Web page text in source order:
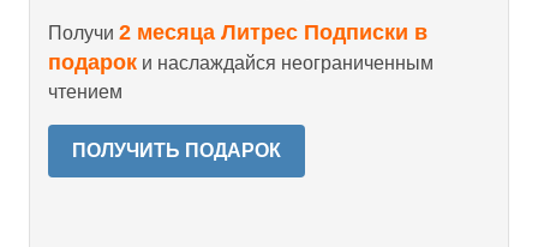
Получи 2 месяца Литрес Подписки в
подарок и наслаждайся неограниченным
чтением
ПОЛУЧИТЬ ПОДАРОК